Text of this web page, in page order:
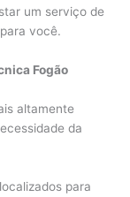
um serviço de
você.
Fogão
altamente
da
para